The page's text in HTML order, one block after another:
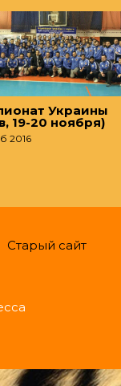
Украины
19-20 ноября)
2016
Старый сайт